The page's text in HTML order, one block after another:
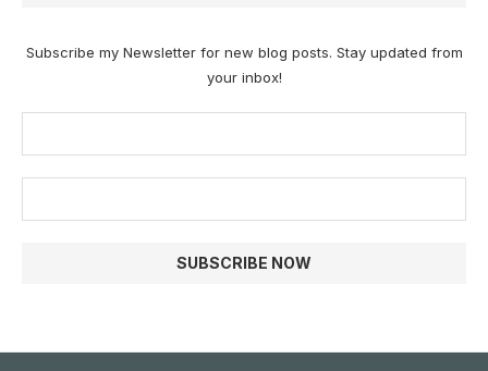
Subscribe my Newsletter for new blog posts. Stay updated from
your inbox!